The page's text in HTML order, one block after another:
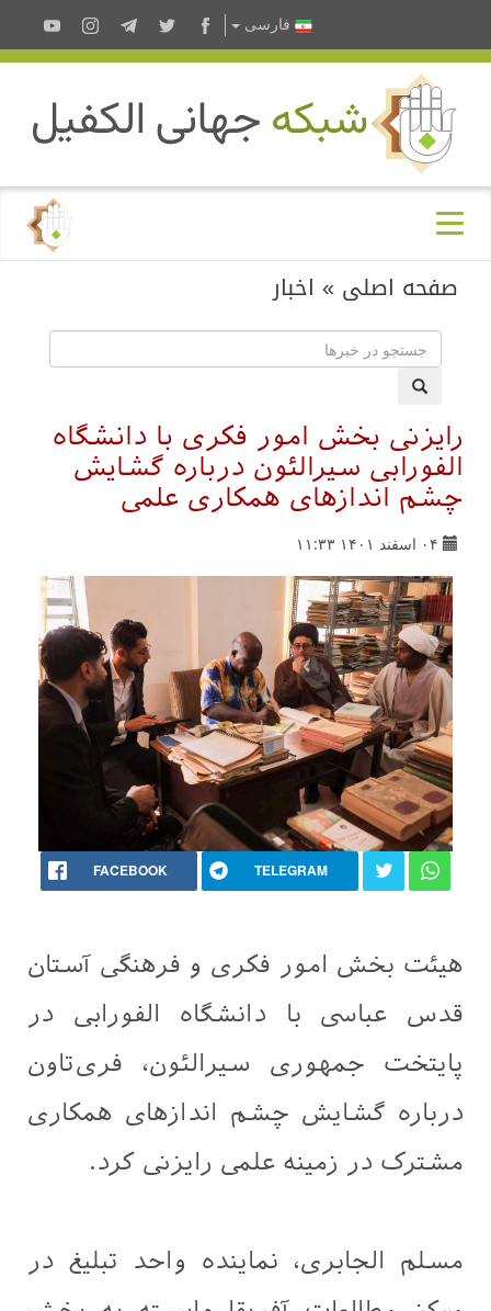
فارسى
صفحه اصلی » اخبار
رایزنی بخش امور فکری با دانشگاه
الفورابی سیرالئون درباره گشایش
چشم اندازهای همکاری علمی
۰۴ اسفند ۱۴۰۱ ۱۱:۳۳
FACEBOOK TELEGRAM
هیئت بخش امور فکری و فرهنگی آستان
قدس عباسی با دانشگاه الفورابی در
پایتخت جمهوری سیرالئون، فری‌تاون
درباره گشایش چشم اندازهای همکاری
مشترک در زمینه علمی رایزنی کرد.
مسلم الجابری، نماینده واحد تبلیغ در